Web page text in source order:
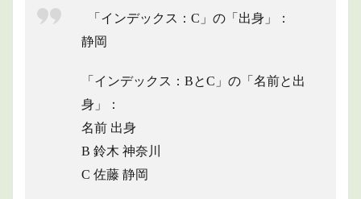
「インデックス：C」の「出身」：
静岡
「インデックス：BとC」の「名前と出
身」：
名前 出身
B 鈴木 神奈川
C 佐藤 静岡